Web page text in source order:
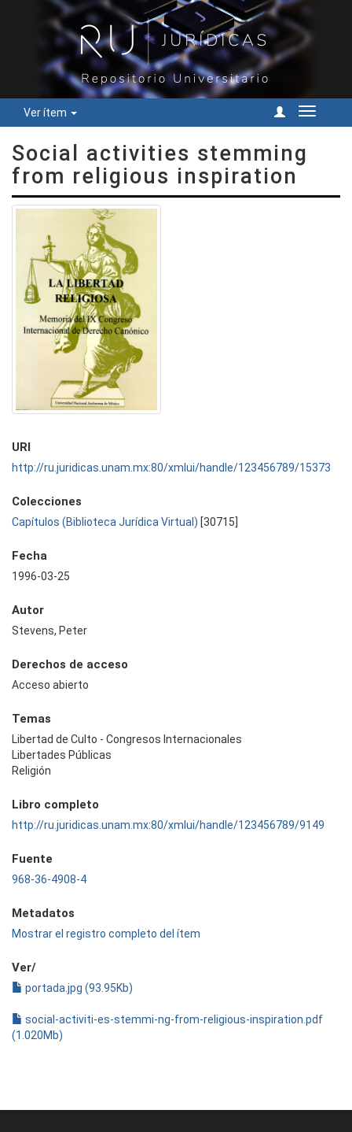
Ver ítem
Cambiar
Social activities stemming
from religious inspiration
URI
http://ru.juridicas.unam.mx:80/xmlui/handle/123456789/15373
Colecciones
Capítulos (Biblioteca Jurídica Virtual) [30715]
Fecha
1996-03-25
Autor
Stevens, Peter
Derechos de acceso
Acceso abierto
Temas
Libertad de Culto - Congresos Internacionales
Libertades Públicas
Religión
Libro completo
http://ru.juridicas.unam.mx:80/xmlui/handle/123456789/9149
Fuente
968-36-4908-4
Metadatos
Mostrar el registro completo del ítem
Ver/
portada.jpg (93.95Kb)
social-activiti-es-stemmi-ng-from-religious-inspiration.pdf
(1.020Mb)